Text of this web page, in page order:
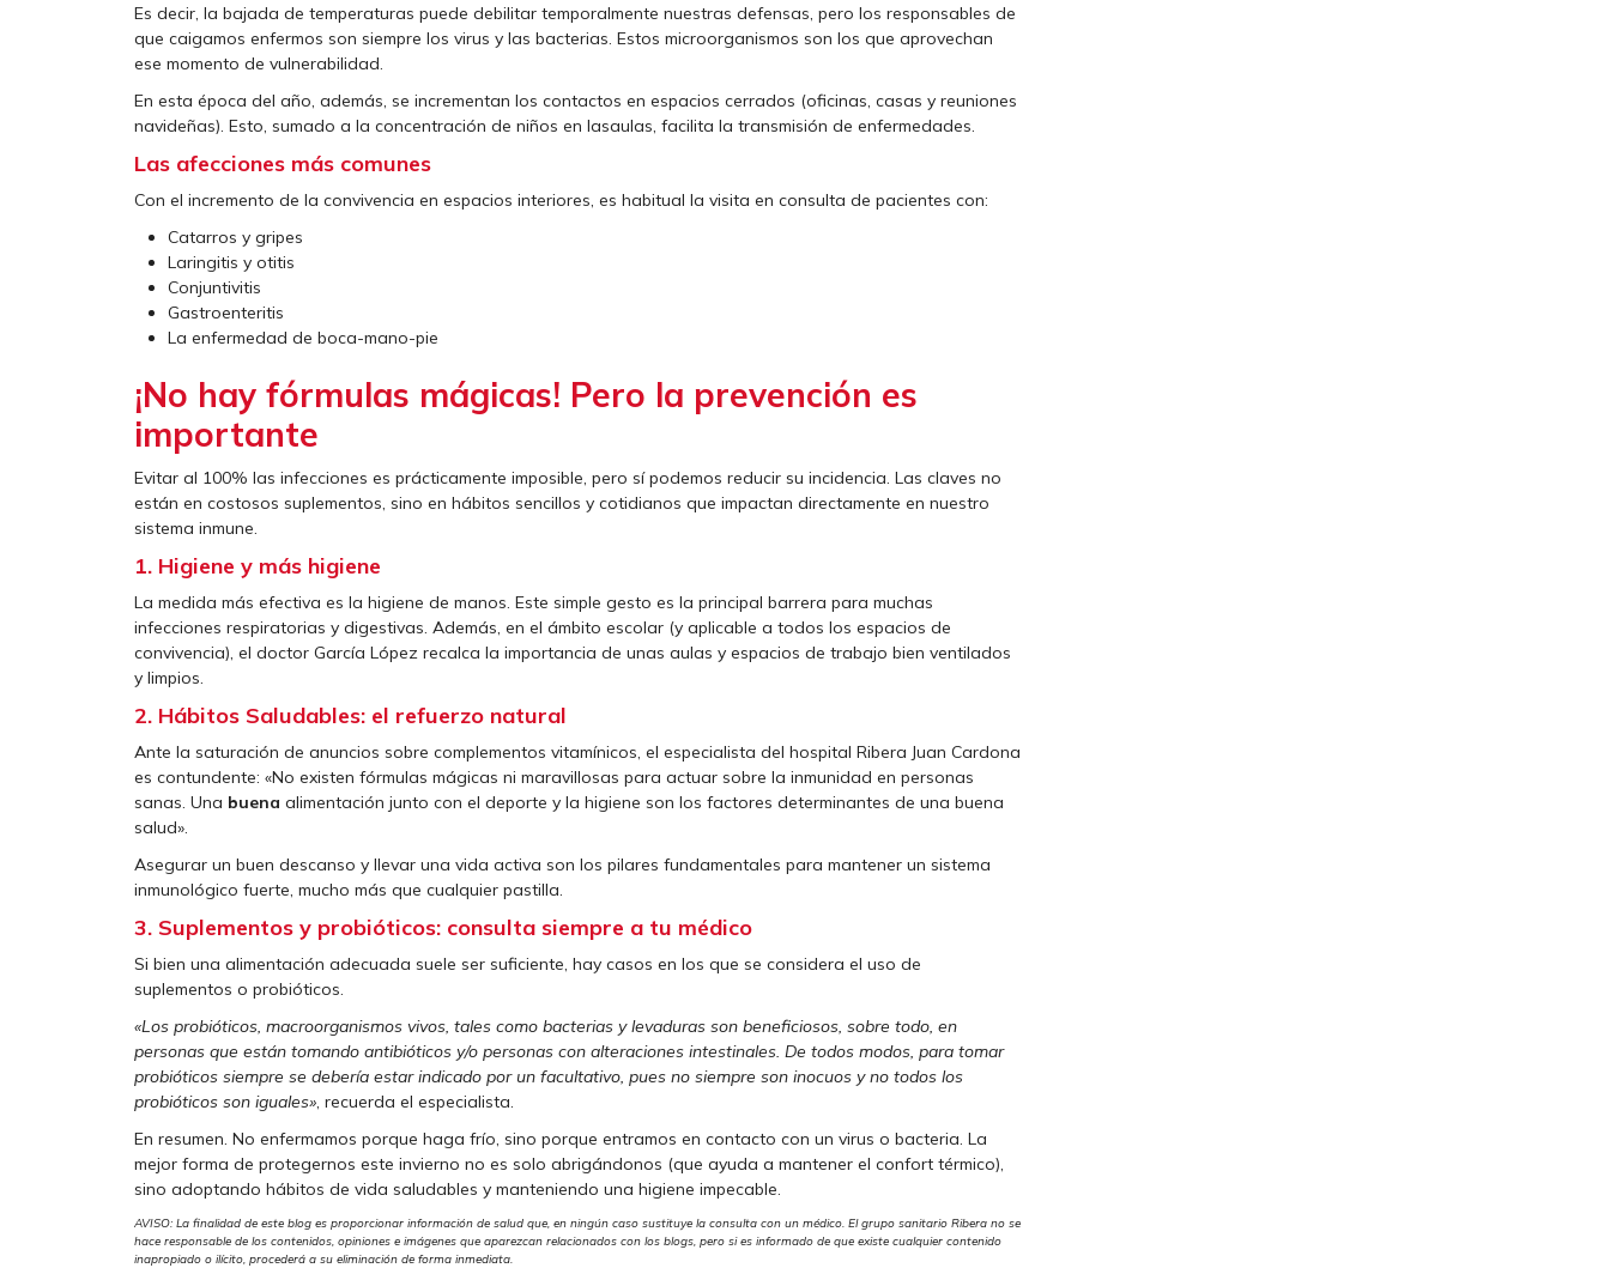
Es decir, la bajada de temperaturas puede debilitar temporalmente nuestras defensas, pero los responsables de
que caigamos enfermos son siempre los virus y las bacterias. Estos microorganismos son los que aprovechan
ese momento de vulnerabilidad.
En esta época del año, además, se incrementan los contactos en espacios cerrados (oficinas, casas y reuniones
navideñas). Esto, sumado a la concentración de niños en lasaulas, facilita la transmisión de enfermedades.
Las afecciones más comunes
Con el incremento de la convivencia en espacios interiores, es habitual la visita en consulta de pacientes con:
Catarros y gripes
Laringitis y otitis
Conjuntivitis
Gastroenteritis
La enfermedad de boca-mano-pie
¡No hay fórmulas mágicas! Pero la prevención es
importante
Evitar al 100% las infecciones es prácticamente imposible, pero sí podemos reducir su incidencia. Las claves no
están en costosos suplementos, sino en hábitos sencillos y cotidianos que impactan directamente en nuestro
sistema inmune.
1. Higiene y más higiene
La medida más efectiva es la higiene de manos. Este simple gesto es la principal barrera para muchas
infecciones respiratorias y digestivas. Además, en el ámbito escolar (y aplicable a todos los espacios de
convivencia), el doctor García López recalca la importancia de unas aulas y espacios de trabajo bien ventilados
y limpios.
2. Hábitos Saludables: el refuerzo natural
Ante la saturación de anuncios sobre complementos vitamínicos, el especialista del hospital Ribera Juan Cardona
es contundente: «No existen fórmulas mágicas ni maravillosas para actuar sobre la inmunidad en personas
sanas. Una buena alimentación junto con el deporte y la higiene son los factores determinantes de una buena
salud».
Asegurar un buen descanso y llevar una vida activa son los pilares fundamentales para mantener un sistema
inmunológico fuerte, mucho más que cualquier pastilla.
3. Suplementos y probióticos: consulta siempre a tu médico
Si bien una alimentación adecuada suele ser suficiente, hay casos en los que se considera el uso de
suplementos o probióticos.
«Los probióticos, macroorganismos vivos, tales como bacterias y levaduras son beneficiosos, sobre todo, en
personas que están tomando antibióticos y/o personas con alteraciones intestinales. De todos modos, para tomar
probióticos siempre se debería estar indicado por un facultativo, pues no siempre son inocuos y no todos los
probióticos son iguales», recuerda el especialista.
En resumen. No enfermamos porque haga frío, sino porque entramos en contacto con un virus o bacteria. La
mejor forma de protegernos este invierno no es solo abrigándonos (que ayuda a mantener el confort térmico),
sino adoptando hábitos de vida saludables y manteniendo una higiene impecable.
AVISO: La finalidad de este blog es proporcionar información de salud que, en ningún caso sustituye la consulta con un médico. El grupo sanitario Ribera no se
hace responsable de los contenidos, opiniones e imágenes que aparezcan relacionados con los blogs, pero si es informado de que existe cualquier contenido
inapropiado o ilícito, procederá a su eliminación de forma inmediata.